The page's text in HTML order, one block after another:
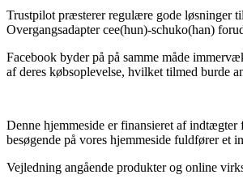
Trustpilot præsterer regulære gode løsninger
Overgangsadapter cee(hun)-schuko(han)
Facebook byder på på samme måde
af deres købsoplevelse, hvilket tilmed burde
Denne hjemmeside er finansieret af
besøgende på vores hjemmeside fuldfører et
Vejledning angående produkter og online